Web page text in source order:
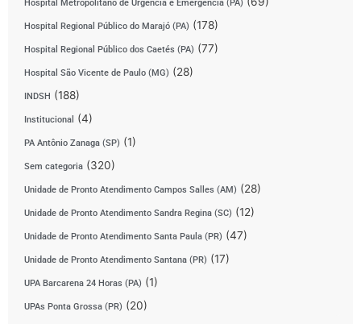
Hospital Metropolitano de Urgência e Emergência (PA)
Hospital Regional Público do Marajó (PA) (178)
Hospital Regional Público dos Caetés (PA) (77)
Hospital São Vicente de Paulo (MG) (28)
INDSH (188)
Institucional (4)
PA Antônio Zanaga (SP) (1)
Sem categoria (320)
Unidade de Pronto Atendimento Campos Salles (AM) (28)
Unidade de Pronto Atendimento Sandra Regina (SC) (12)
Unidade de Pronto Atendimento Santa Paula (PR) (47)
Unidade de Pronto Atendimento Santana (PR) (17)
UPA Barcarena 24 Horas (PA) (1)
UPAs Ponta Grossa (PR) (20)